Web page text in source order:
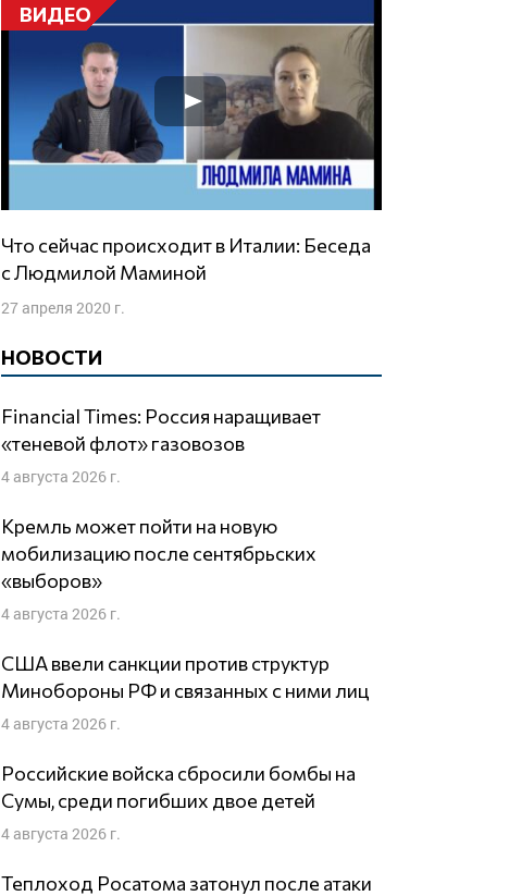
ВИДЕО
Что сейчас происходит в Италии: Беседа
с Людмилой Маминой
27 апреля 2020 г.
НОВОСТИ
Financial Times: Россия наращивает
«теневой флот» газовозов
4 августа 2026 г.
Кремль может пойти на новую
мобилизацию после сентябрьских
«выборов»
4 августа 2026 г.
США ввели санкции против структур
Минобороны РФ и связанных с ними лиц
4 августа 2026 г.
Российские войска сбросили бомбы на
Сумы, среди погибших двое детей
4 августа 2026 г.
Теплоход Росатома затонул после атаки